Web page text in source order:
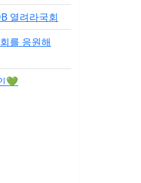
열려라국회
를 응원해
💚